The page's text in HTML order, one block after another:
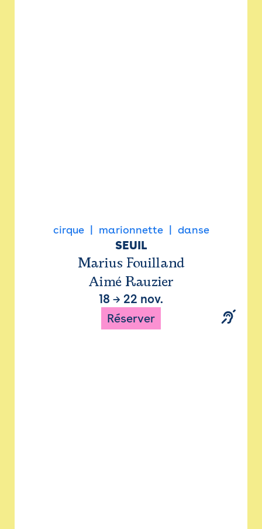
cirque marionnette danse
SEUIL
Marius Fouilland
Aimé Rauzier
18 → 22 nov.
Réserver